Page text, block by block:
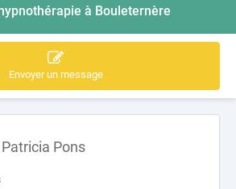
à Bouleternère
Envoyer un message
Pons